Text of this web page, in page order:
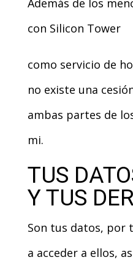
Además de los
con Silicon Tower
como servicio de
no existe una
ambas partes de
mi.
TUS
Y TUS
Son tus datos, por
a acceder a ellos,